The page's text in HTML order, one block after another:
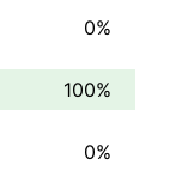
0%
100%
0%